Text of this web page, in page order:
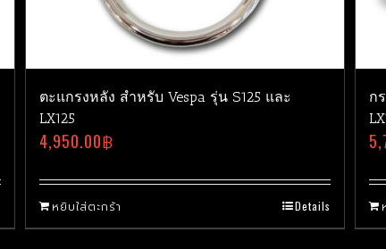
ตะแกรงหลัง สำหรับ Vespa รุ่น S125 และ
LX125
4,950.00฿
หยิบใส่ตะกร้า Details
ก